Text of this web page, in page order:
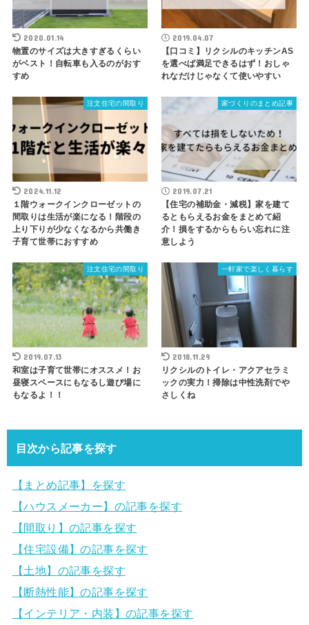
2020.01.14
物置のサイズは大きすぎるくらい
がベスト！自転車も入るのがおす
すめ
2019.04.07
【口コミ】リクシルのキッチンAS
を選べば満足できるはず！おしゃ
れなだけじゃなくて使いやすい
注文住宅の間取り
2024.11.12
１階ウォークインクローゼットの
間取りは生活が楽になる！階段の
上り下りが少なくなるから共働き
子育て世帯におすすめ
家づくりのまとめ記事
2019.07.21
【住宅の補助金・減税】家を建て
るともらえるお金をまとめて紹
介！損をするからもらい忘れに注
意しよう
注文住宅の間取り
2019.07.13
和室は子育て世帯にオススメ！お
昼寝スペースにもなるし遊び場に
もなるよ！！
一軒家で楽しく暮らす
2018.11.29
リクシルのトイレ・アクアセラミ
ックの実力！掃除は中性洗剤でや
さしくね
目次から記事を探す
【まとめ記事】を探す
【ハウスメーカー】の記事を探す
【間取り】の記事を探す
【住宅設備】の記事を探す
【土地】の記事を探す
【断熱性能】の記事を探す
【インテリア・内装】の記事を探す